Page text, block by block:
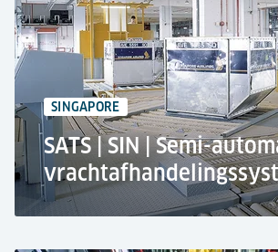
Volledig geautomatiseerd ASRS- en
verwerkings- en opslagsysteem
350.000 ton per jaar
37.000 m² oppervlakte
SINGAPORE
SATS | SIN | Semi-